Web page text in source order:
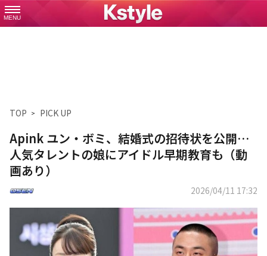
MENU
TOP PICK UP
Apink ユン・ボミ、結婚式の招待状を公開…
人気タレントの娘にアイドル早期教育も（動
画あり）
2026/04/11 17:32